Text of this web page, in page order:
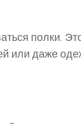
полки.
или даже